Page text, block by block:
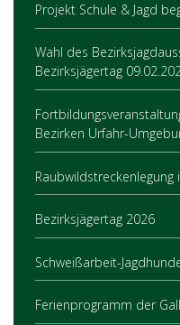
Projekt Schule & Jagd
Wahl des
Bezirksjägertag
Bezirken Urfahr-
Raubwildstreckenlegung
Bezirksjägertag 2026
Schweißarbeit-
Ferienprogramm der